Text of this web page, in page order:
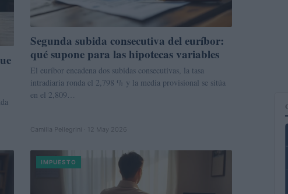
Segunda subida consecutiva del euríbor:
qué supone para las hipotecas variables
El euríbor encadena dos subidas consecutivas, la tasa
intradiaria ronda el 2,798 % y la media provisional se sitúa
en el 2,809…
Camilla Pellegrini · 12 May 2026
IMPUESTO